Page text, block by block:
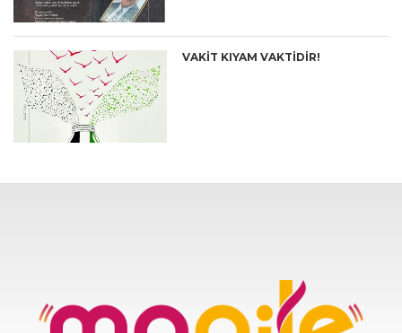
VAKİT KIYAM VAKTİDİR!